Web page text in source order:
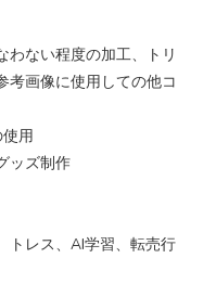
わない程度の加工、トリ
考画像に使用しての他コ
用
ッズ制作
トレス、AI学習、転売行